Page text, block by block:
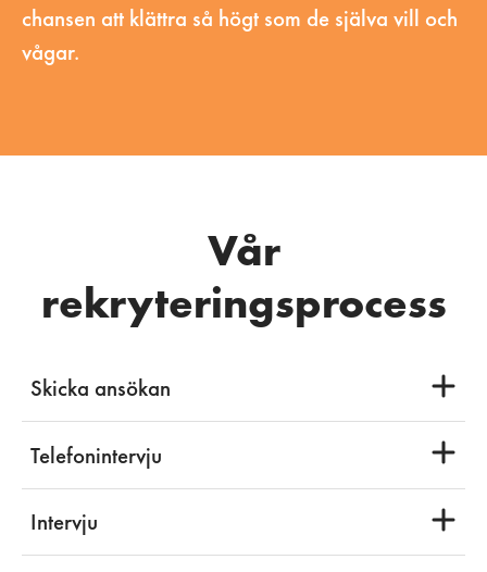
chansen att klättra så högt som de själva vill och
vågar.
Vår
rekryteringsprocess
Skicka ansökan
Telefonintervju
Intervju